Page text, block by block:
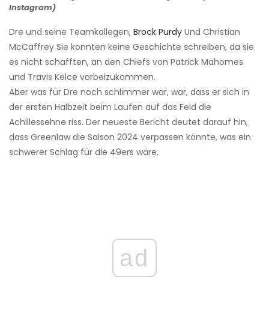
Instagram)
Dre und seine Teamkollegen, Brock Purdy Und Christian
McCaffrey Sie konnten keine Geschichte schreiben, da sie
es nicht schafften, an den Chiefs von Patrick Mahomes
und Travis Kelce vorbeizukommen.
Aber was für Dre noch schlimmer war, war, dass er sich in
der ersten Halbzeit beim Laufen auf das Feld die
Achillessehne riss. Der neueste Bericht deutet darauf hin,
dass Greenlaw die Saison 2024 verpassen könnte, was ein
schwerer Schlag für die 49ers wäre.
ad